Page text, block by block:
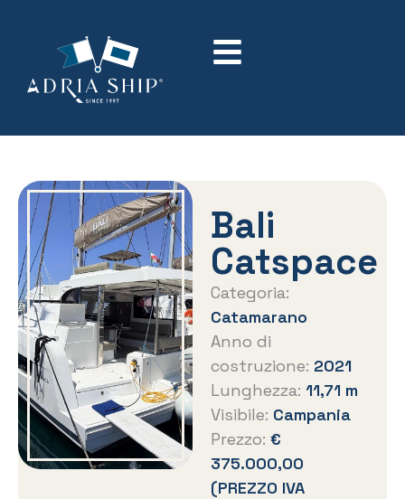
Bali
Catspace
Categoria:
Catamarano
Anno di
costruzione: 2021
Lunghezza: 11,71 m
Visibile: Campania
Prezzo: €
375.000,00
(PREZZO IVA